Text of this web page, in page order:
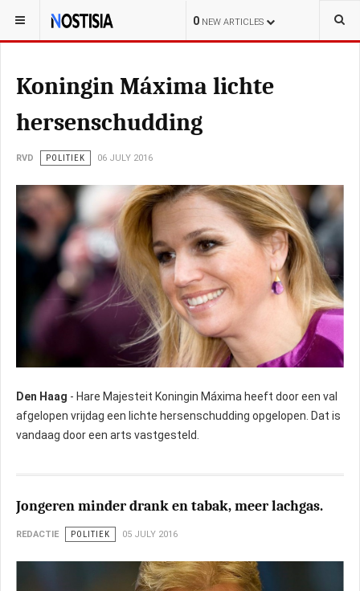
0 NEW ARTICLES
YOU ARE HERE: NEDERLAND
Koningin Máxima lichte
hersenschudding
RVD POLITIEK 06 JULY 2016
Den Haag - Hare Majesteit Koningin Máxima heeft door een val
afgelopen vrijdag een lichte hersenschudding opgelopen. Dat is
vandaag door een arts vastgesteld.
Jongeren minder drank en tabak, meer lachgas.
REDACTIE POLITIEK 05 JULY 2016